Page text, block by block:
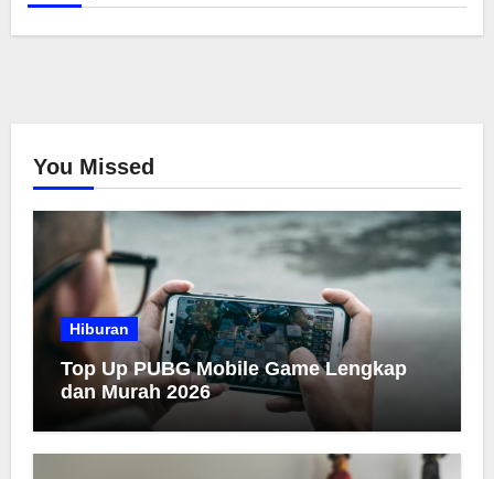
You Missed
Hiburan
Top Up PUBG Mobile Game Lengkap
dan Murah 2026